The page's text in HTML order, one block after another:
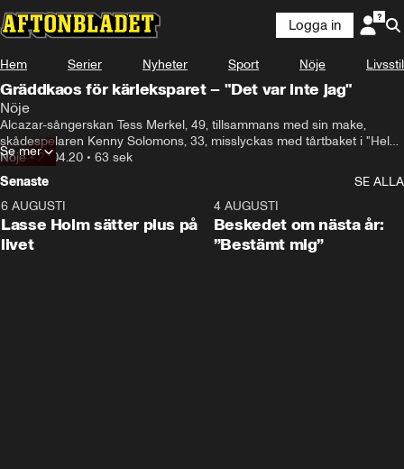
Logga in
Hem Serier Nyheter Sport Nöje Livsstil
Gräddkaos för kärleksparet – "Det var inte jag"
Nöje
Alcazar-sångerskan Tess Merkel, 49, tillsammans med sin make,
skådespelaren Kenny Solomons, 33, misslyckas med tårtbaket i "Hela
kändis-Sverige bakar".
Nöje•27.04.20 • 63 sek
Se mer
Senaste
SE ALLA
6 AUGUSTI
Lasse Holm sätter plus på
livet
4 AUGUSTI
Beskedet om nästa år:
”Bestämt mig”